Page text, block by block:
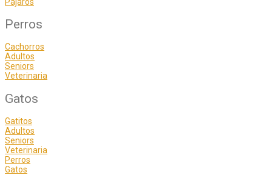
Perros
Cachorros
Adultos
Seniors
Veterinaria
Gatos
Gatitos
Adultos
Seniors
Veterinaria
Perros
Gatos